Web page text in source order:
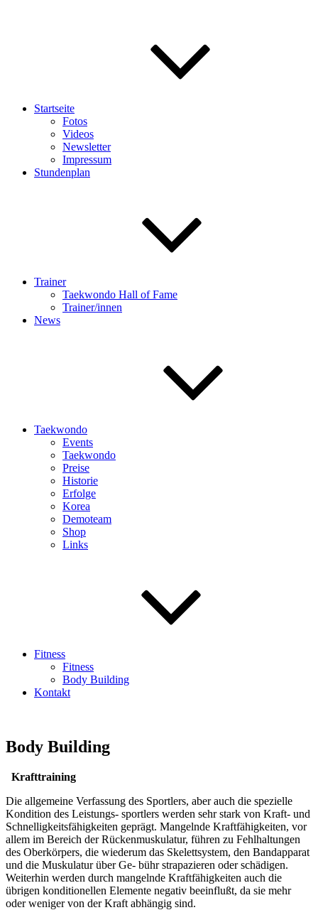
Startseite
Fotos
Videos
Newsletter
Impressum
Stundenplan
Trainer
Taekwondo Hall of Fame
Trainer/innen
News
Taekwondo
Events
Taekwondo
Preise
Historie
Erfolge
Korea
Demoteam
Shop
Links
Fitness
Fitness
Body Building
Kontakt
Body Building
Krafttraining
Die allgemeine Verfassung des Sportlers, aber auch die spezielle
Kondition des Leistungs- sportlers werden sehr stark von Kraft- und
Schnelligkeitsfähigkeiten geprägt. Mangelnde Kraftfähigkeiten, vor
allem im Bereich der Rückenmuskulatur, führen zu Fehlhaltungen
des Oberkörpers, die wiederum das Skelettsystem, den Bandapparat
und die Muskulatur über Ge- bühr strapazieren oder schädigen.
Weiterhin werden durch mangelnde Kraftfähigkeiten auch die
übrigen konditionellen Elemente negativ beeinflußt, da sie mehr
oder weniger von der Kraft abhängig sind.